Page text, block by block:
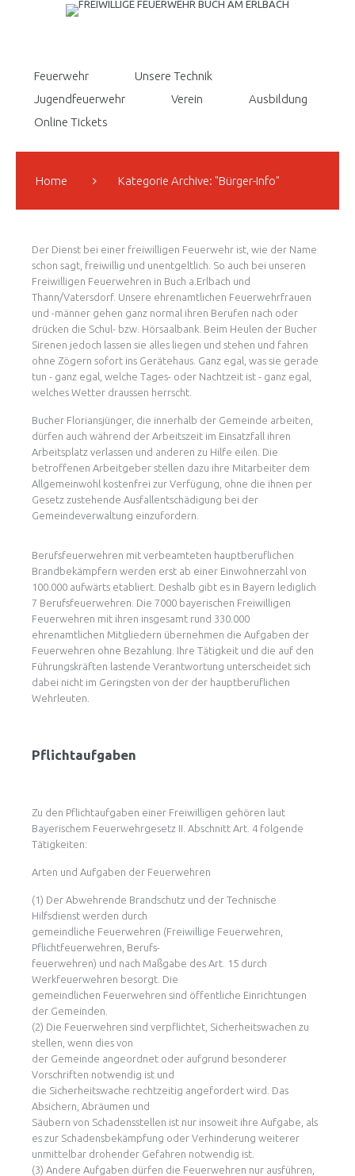
Feuerwehr
Unsere Technik
Jugendfeuerwehr
Verein
Ausbildung
Online Tickets
Home Kategorie Archive: "Bürger-Info"
Der Dienst bei einer freiwilligen Feuerwehr ist, wie der Name
schon sagt, freiwillig und unentgeltlich. So auch bei unseren
Freiwilligen Feuerwehren in Buch a.Erlbach und
Thann/Vatersdorf. Unsere ehrenamtlichen Feuerwehrfrauen
und -männer gehen ganz normal ihren Berufen nach oder
drücken die Schul- bzw. Hörsaalbank. Beim Heulen der Bucher
Sirenen jedoch lassen sie alles liegen und stehen und fahren
ohne Zögern sofort ins Gerätehaus. Ganz egal, was sie gerade
tun - ganz egal, welche Tages- oder Nachtzeit ist - ganz egal,
welches Wetter draussen herrscht.
Bucher Floriansjünger, die innerhalb der Gemeinde arbeiten,
dürfen auch während der Arbeitszeit im Einsatzfall ihren
Arbeitsplatz verlassen und anderen zu Hilfe eilen. Die
betroffenen Arbeitgeber stellen dazu ihre Mitarbeiter dem
Allgemeinwohl kostenfrei zur Verfügung, ohne die ihnen per
Gesetz zustehende Ausfallentschädigung bei der
Gemeindeverwaltung einzufordern.
Berufsfeuerwehren mit verbeamteten hauptberuflichen
Brandbekämpfern werden erst ab einer Einwohnerzahl von
100.000 aufwärts etabliert. Deshalb gibt es in Bayern lediglich
7 Berufsfeuerwehren. Die 7000 bayerischen Freiwilligen
Feuerwehren mit ihren insgesamt rund 330.000
ehrenamtlichen Mitgliedern übernehmen die Aufgaben der
Feuerwehren ohne Bezahlung. Ihre Tätigkeit und die auf den
Führungskräften lastende Verantwortung unterscheidet sich
dabei nicht im Geringsten von der der hauptberuflichen
Wehrleuten.
Pflichtaufgaben
Zu den Pflichtaufgaben einer Freiwilligen gehören laut
Bayerischem Feuerwehrgesetz II. Abschnitt Art. 4 folgende
Tätigkeiten:
Arten und Aufgaben der Feuerwehren
(1) Der Abwehrende Brandschutz und der Technische
Hilfsdienst werden durch
gemeindliche Feuerwehren (Freiwillige Feuerwehren,
Pflichtfeuerwehren, Berufs-
feuerwehren) und nach Maßgabe des Art. 15 durch
Werkfeuerwehren besorgt. Die
gemeindlichen Feuerwehren sind öffentliche Einrichtungen
der Gemeinden.
(2) Die Feuerwehren sind verpflichtet, Sicherheitswachen zu
stellen, wenn dies von
der Gemeinde angeordnet oder aufgrund besonderer
Vorschriften notwendig ist und
die Sicherheitswache rechtzeitig angefordert wird. Das
Absichern, Abräumen und
Säubern von Schadensstellen ist nur insoweit ihre Aufgabe, als
es zur Schadensbekämpfung oder Verhinderung weiterer
unmittelbar drohender Gefahren notwendig ist.
(3) Andere Aufgaben dürfen die Feuerwehren nur ausführen,